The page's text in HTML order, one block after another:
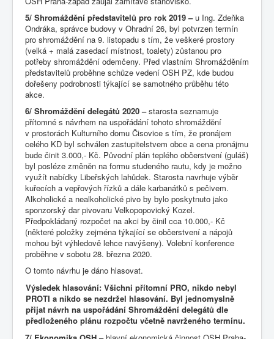
5/ Shromáždění představitelů pro rok 2019 –u Ing. Zdeňka
Ondráka, správce budovy v Ohradní 26, byl potvrzen termín
pro shromáždění na 9. listopadu s tím, že veškeré prostory
(velká + malá zasedací místnost, toalety) zůstanou pro
potřeby shromáždění odemčeny. Před vlastním Shromážděním
představitelů proběhne schůze vedení OSH PZ, kde budou
dořešeny podrobnosti týkající se samotného průběhu této
akce.
6/ Shromáždění delegátů 2020 –starosta seznamuje
přítomné s návrhem na uspořádání tohoto shromáždění
v prostorách Kulturního domu Čisovice s tím, že pronájem
celého KD byl schválen zastupitelstvem obce a cena pronájmu
bude činit 3.000,- Kč. Původní plán teplého občerstvení (guláš)
byl posléze změněn na formu studeného rautu, kdy je možno
využít nabídky Libeřských lahůdek. Starosta navrhuje výběr
kuřecích a vepřových řízků a dále karbanátků s pečivem.
Alkoholické a nealkoholické pivo by bylo poskytnuto jako
sponzorský dar pivovaru Velkopopovický Kozel.
Předpokládaný rozpočet na akci by činil cca 10.000,- Kč
(některé položky zejména týkající se občerstvení a nápojů
mohou být výhledově lehce navýšeny). Volební konference
proběhne v sobotu 28. března 2020.
O tomto návrhu je dáno hlasovat.
Výsledek hlasování: Všichni přítomní PRO, nikdo nebyl
PROTI a nikdo se nezdržel hlasování. Byl jednomyslně
přijat návrh na uspořádání Shromáždění delegátů dle
předloženého plánu rozpočtu včetně navrženého termínu.